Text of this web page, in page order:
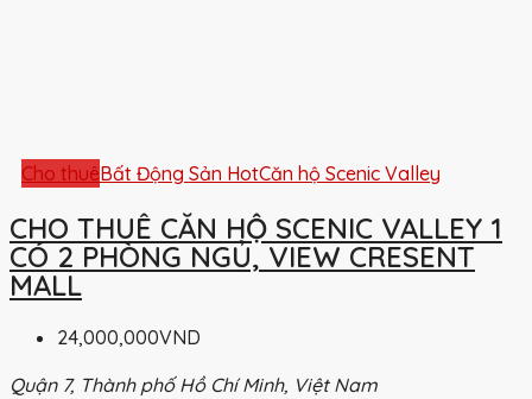
Cho thuêBất Động Sản HotCăn hộ Scenic Valley
CHO THUÊ CĂN HỘ SCENIC VALLEY 1
CÓ 2 PHÒNG NGỦ, VIEW CRESENT
MALL
24,000,000VND
Quận 7, Thành phố Hồ Chí Minh, Việt Nam